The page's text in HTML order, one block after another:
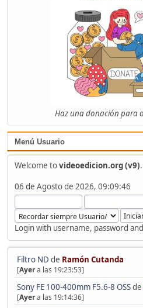
Haz una donación para
Menú Usuario
Welcome tovideoedicion.org (v9)
06 de Agosto de 2026, 09:09:46
Login with username, password
Filtro ND de Ramón Cutanda
[Ayera las 19:23:53]
Sony FE 100-400mm F5.6-8 OSSde
[Ayera las 19:14:36]